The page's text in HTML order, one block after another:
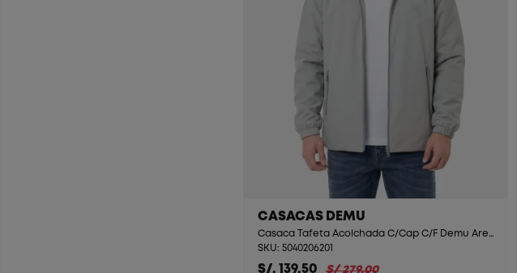
CASACAS DEMU
Casaca Tafeta Acolchada C/Cap C/F Demu Arena
SKU: 5040206201
S/. 139.50 S/ 279.00